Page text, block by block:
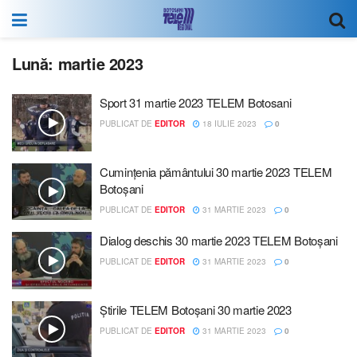
Lună: martie 2023
Sport 31 martie 2023 TELEM Botosani
PUBLICAT DE EDITOR 18 IULIE 2023 0
Cumințenia pământului 30 martie 2023 TELEM
Botoșani
PUBLICAT DE EDITOR 31 MARTIE 2023 0
Dialog deschis 30 martie 2023 TELEM Botoșani
PUBLICAT DE EDITOR 31 MARTIE 2023 0
Știrile TELEM Botoșani 30 martie 2023
PUBLICAT DE EDITOR 31 MARTIE 2023 0